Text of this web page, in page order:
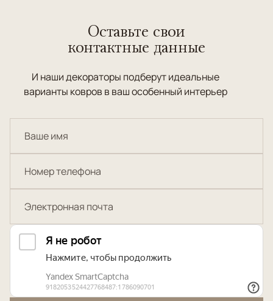
Оставьте свои
контактные данные
И наши декораторы подберут идеальные
варианты ковров в ваш особенный интерьер